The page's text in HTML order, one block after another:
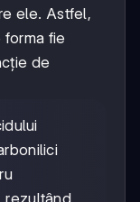
ele. Astfel,
fie
de